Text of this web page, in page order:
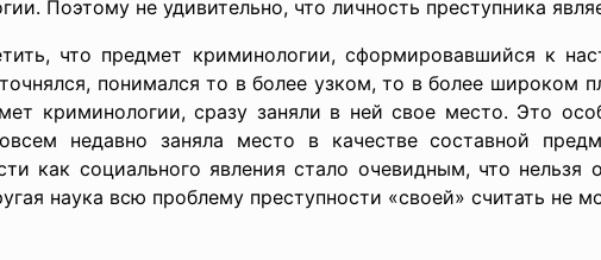
Поэтому не удивительно, что личность преступника
что предмет криминологии, сформировавшийся к
понимался то в более узком, то в более широком
криминологии, сразу заняли в ней свое место. Это
недавно заняла место в качестве составной
как социального явления стало очевидным, что
наука всю проблему преступности «своей» считать не